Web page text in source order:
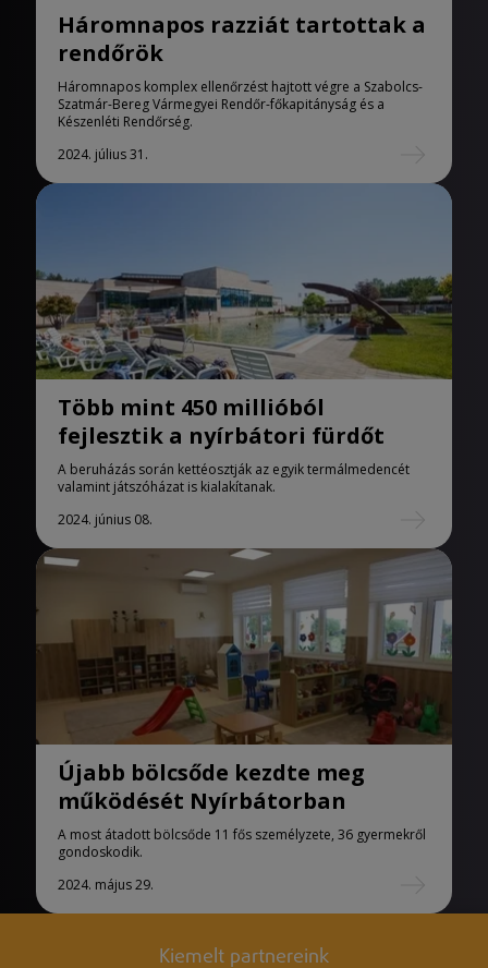
Háromnapos razziát tartottak a
rendőrök
Háromnapos komplex ellenőrzést hajtott végre a Szabolcs-
Szatmár-Bereg Vármegyei Rendőr-főkapitányság és a
Készenléti Rendőrség.
2024. július 31.
Több mint 450 millióból
fejlesztik a nyírbátori fürdőt
A beruházás során kettéosztják az egyik termálmedencét
valamint játszóházat is kialakítanak.
2024. június 08.
Újabb bölcsőde kezdte meg
működését Nyírbátorban
A most átadott bölcsőde 11 fős személyzete, 36 gyermekről
gondoskodik.
2024. május 29.
Kiemelt partnereink